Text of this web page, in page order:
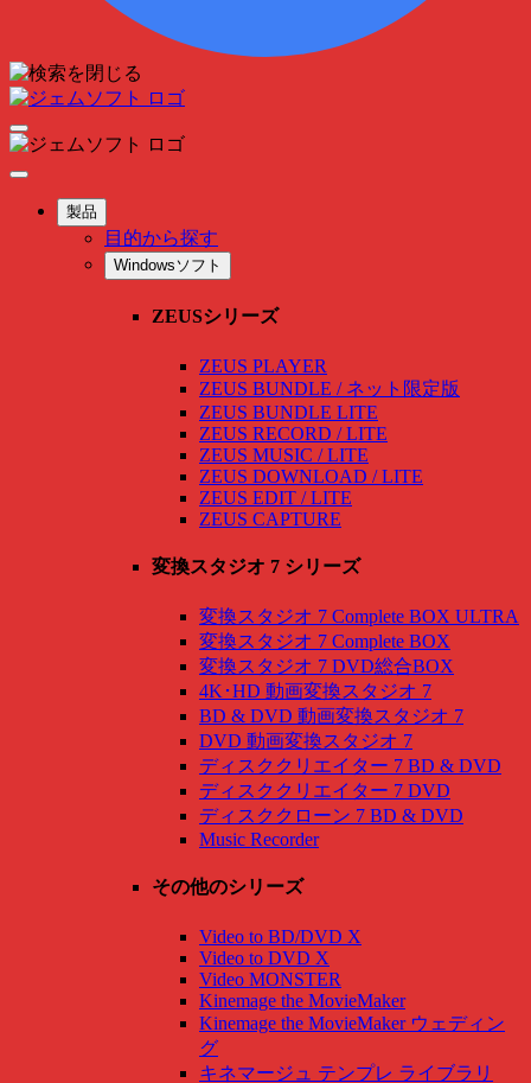
製品
目的から探す
Windowsソフト
ZEUSシリーズ
ZEUS PLAYER
ZEUS BUNDLE / ネット限定版
ZEUS BUNDLE LITE
ZEUS RECORD / LITE
ZEUS MUSIC / LITE
ZEUS DOWNLOAD / LITE
ZEUS EDIT / LITE
ZEUS CAPTURE
変換スタジオ 7 シリーズ
変換スタジオ 7 Complete BOX ULTRA
変換スタジオ 7 Complete BOX
変換スタジオ 7 DVD総合BOX
4K･HD 動画変換スタジオ 7
BD & DVD 動画変換スタジオ 7
DVD 動画変換スタジオ 7
ディスククリエイター 7 BD & DVD
ディスククリエイター 7 DVD
ディスククローン 7 BD & DVD
Music Recorder
その他のシリーズ
Video to BD/DVD X
Video to DVD X
Video MONSTER
Kinemage the MovieMaker
Kinemage the MovieMaker ウェディン
グ
キネマージュ テンプレ ライブラリ